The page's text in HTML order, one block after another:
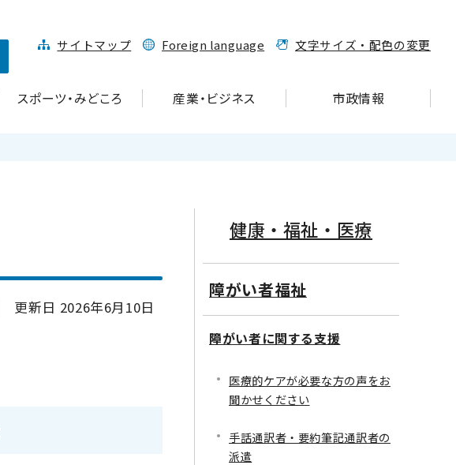
サイトマップ
Foreign language 文字サイズ・配色の変更
スポーツ・みどころ 産業・ビジネス 市政情報
更新日 2026年6月10日
健康・福祉・医療
障がい者福祉
障がい者に関する支援
医療的ケアが必要な方の声をお
聞かせください
手話通訳者・要約筆記通訳者の
派遣